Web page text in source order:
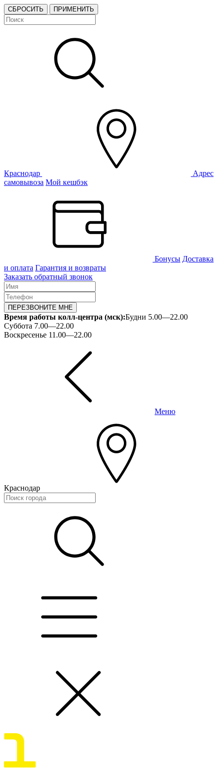
СБРОСИТЬ ПРИМЕНИТЬ
Краснодар
Адрес
самовывоза Мой кешбэк
Бонусы Доставка
и оплата Гарантия и возвраты
Заказать обратный звонок
ПЕРЕЗВОНИТЕ МНЕ
Время работы колл-центра (мск):Будни 5.00—22.00
Суббота 7.00—22.00
Воскресенье 11.00—22.00
Меню
Краснодар